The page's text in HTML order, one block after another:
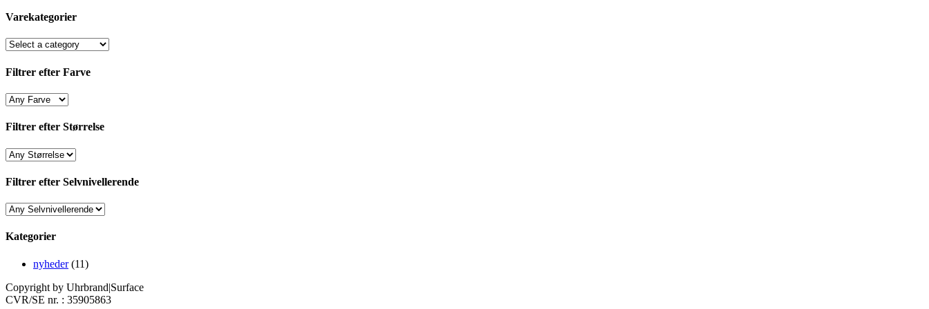
Varekategorier
Filtrer efter Farve
Filtrer efter Størrelse
Filtrer efter Selvnivellerende
Kategorier
nyheder(11)
Copyright by Uhrbrand|Surface
CVR/SE nr. : 35905863